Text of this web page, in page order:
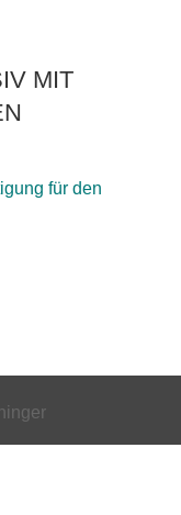
MIT
für den